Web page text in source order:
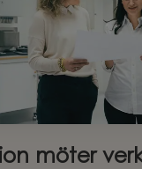
möter